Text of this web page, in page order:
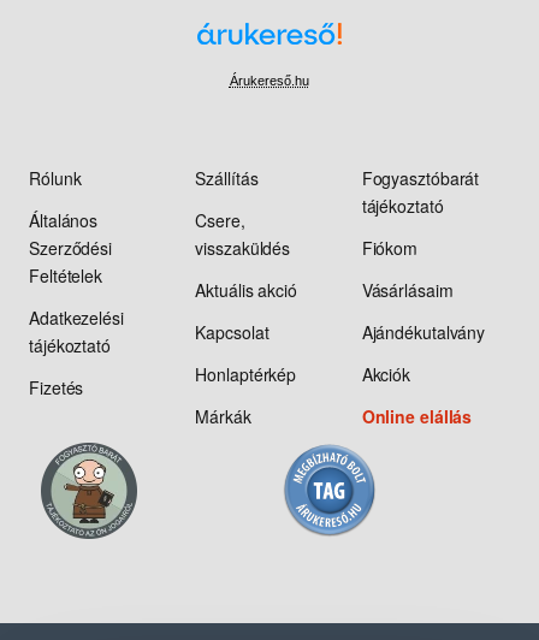
Árukereső.hu
Rólunk
Általános
Szerződési
Feltételek
Adatkezelési
tájékoztató
Fizetés
Szállítás
Csere,
visszaküldés
Aktuális akció
Kapcsolat
Honlaptérkép
Márkák
Fogyasztóbarát
tájékoztató
Fiókom
Vásárlásaim
Ajándékutalvány
Akciók
Online elállás